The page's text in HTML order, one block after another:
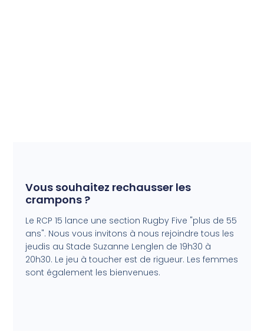
Vous souhaitez rechausser les
crampons ?
Le RCP 15 lance une section Rugby Five "plus de 55
ans". Nous vous invitons à nous rejoindre tous les
jeudis au Stade Suzanne Lenglen de 19h30 à
20h30. Le jeu à toucher est de rigueur. Les femmes
sont également les bienvenues.